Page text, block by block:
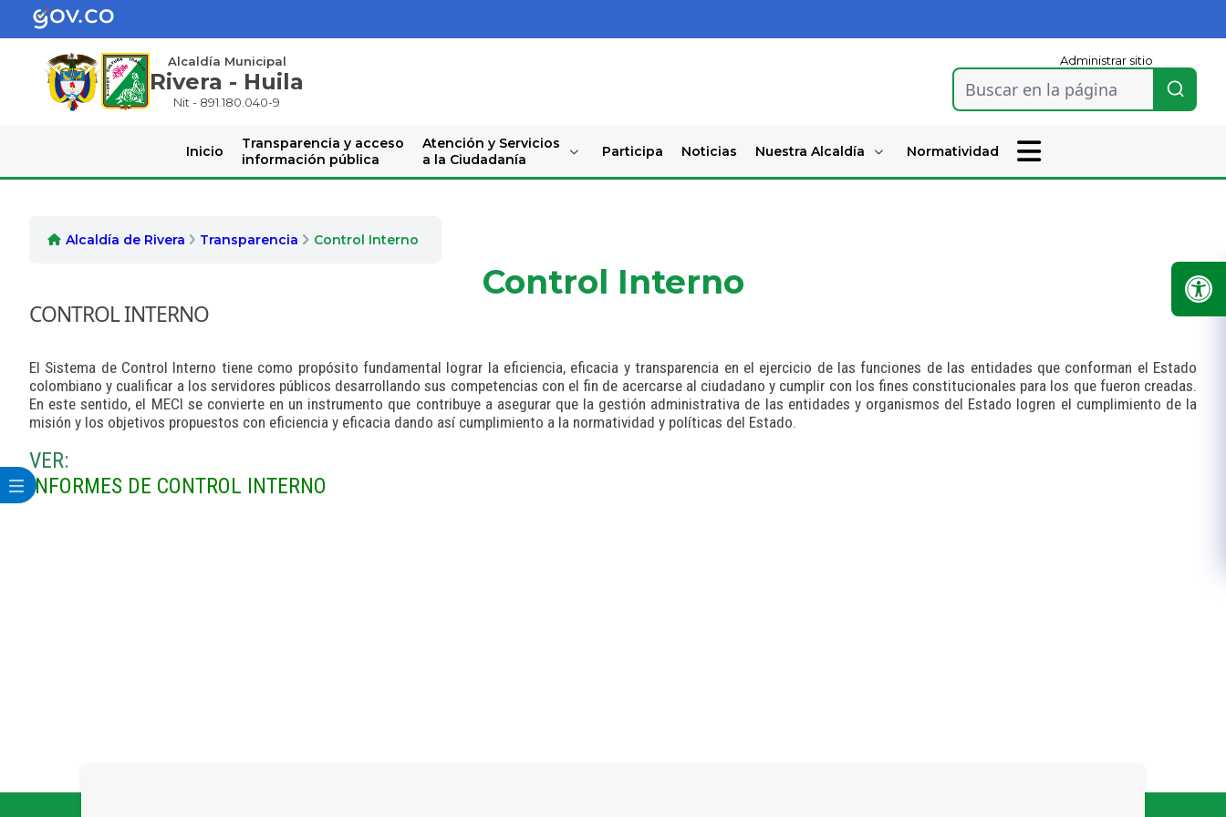
Alcaldía Municipal
Rivera - Huila
Nit - 891.180.040-9
Administrar sitio
Buscar en la página
Inicio
Transparencia y acceso
información pública
Atención y Servicios
a la Ciudadanía
Participa Noticias Nuestra Alcaldía Normatividad
Alcaldía de Rivera Transparencia Control Interno
Control Interno
CONTROL INTERNO
El Sistema de Control Interno tiene como propósito fundamental lograr la eficiencia, eficacia y transparencia en el ejercicio de las funciones de las entidades que conforman el Estado
colombiano y cualificar a los servidores públicos desarrollando sus competencias con el fin de acercarse al ciudadano y cumplir con los fines constitucionales para los que fueron creadas.
En este sentido, el MECI se convierte en un instrumento que contribuye a asegurar que la gestión administrativa de las entidades y organismos del Estado logren el cumplimiento de la
misión y los objetivos propuestos con eficiencia y eficacia dando así cumplimiento a la normatividad y políticas del Estado.
VER:​
INFORMES DE CONTROL INTERNO​​​